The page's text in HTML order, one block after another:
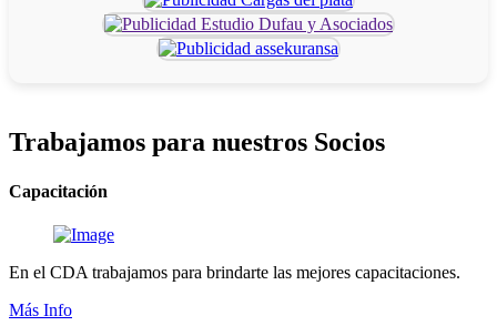
Trabajamos para nuestros Socios
Capacitación
En el CDA trabajamos para brindarte las mejores capacitaciones.
Más Info